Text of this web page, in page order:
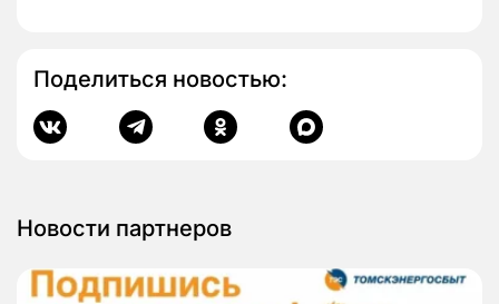
Поделиться новостью:
Новости партнеров